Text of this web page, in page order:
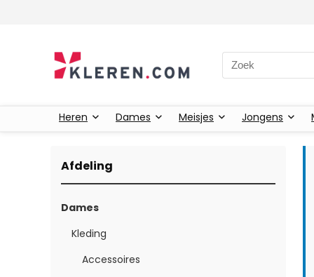
Zoeken naar:
Heren Dames Meisjes Jongens
Afdeling
Dames
Kleding
Accessoires